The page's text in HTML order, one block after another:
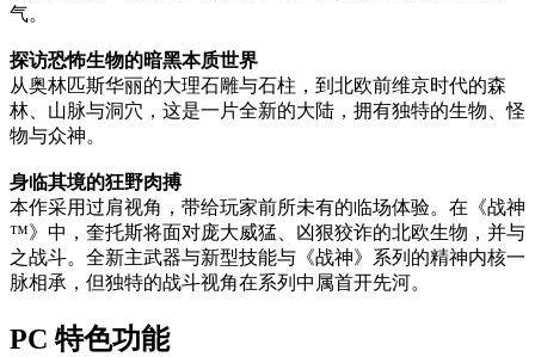
气。
探访恐怖生物的暗黑本质世界
从奥林匹斯华丽的大理石雕与石柱，到北欧前维京时代的森
林、山脉与洞穴，这是一片全新的大陆，拥有独特的生物、怪
物与众神。
身临其境的狂野肉搏
本作采用过肩视角，带给玩家前所未有的临场体验。在《战神
™》中，奎托斯将面对庞大威猛、凶狠狡诈的北欧生物，并与
之战斗。全新主武器与新型技能与《战神》系列的精神内核一
脉相承，但独特的战斗视角在系列中属首开先河。
PC 特色功能